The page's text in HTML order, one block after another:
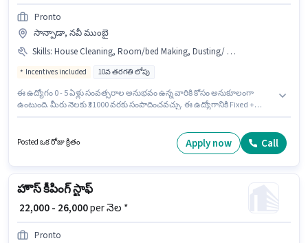
Pronto
సాన్పాడా, నవీ ముంబై
Skills: House Cleaning, Room/bed Making, Dusting/ Cleaning, Kitchen Cleaning, Toilet Cleaning
Incentives included 10వ తరగతి లోపు
ఈ ఉద్యోగం 0 - 5 ఏళ్లు సంవత్సరాల అనుభవం ఉన్న వారికి కోసం అనుకూలంగా
ఉంటుంది. మీరు నెలకు ₹31000 వరకు సంపాదించవచ్చు. ఈ ఉద్యోగానికి Fixed +
Kitchen Cleaning, Room/bed Making, Dusting/ Cleaning ఉండాలి. ఈ
ఉద్యోగానికి 10వ తరగతి లోపు అర్హత ఉన్న అభ్యర్థులు దరఖాస్తు చేయవచ్చు. ఈ ఖాళీ
Posted ఒక రోజు క్రితం Apply now Call
హౌస్ కీపింగ్ స్టాఫ్
₹ 22,000 - 26,000per నెల *
Pronto